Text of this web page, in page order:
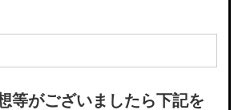
等がございましたら下記を